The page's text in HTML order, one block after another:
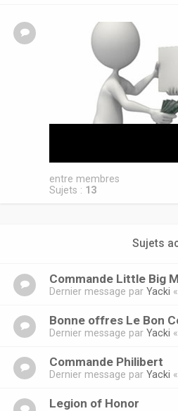
entre membres
Sujets : 13
Sujets
Commande Little Big
Dernier message par Yacki «
Bonne offres Le Bon
Dernier message par Yacki «
Commande Philibert
Dernier message par Yacki «
Legion of Honor